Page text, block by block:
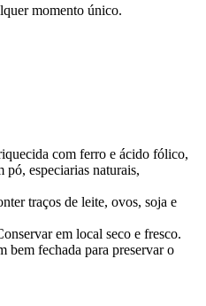
momento único.
com ferro e ácido fólico,
pó, especiarias naturais,
traços de leite, ovos, soja e
em local seco e fresco.
bem fechada para preservar o